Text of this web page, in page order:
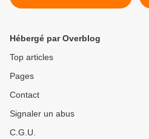
Hébergé par Overblog
Top articles
Pages
Contact
Signaler un abus
C.G.U.